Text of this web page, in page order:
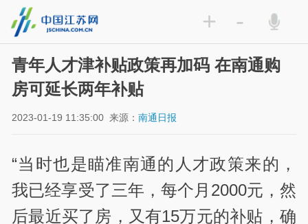
+ -
青年人才津补贴政策再加码 在南通购
房可延长两年补贴
2023-01-19 11:35:00 来源：南通日报
“当时也是瞄准南通的人才政策来的，
我已经享受了三年，每个月2000元，然
后最近买了房，又有15万元的补贴，确